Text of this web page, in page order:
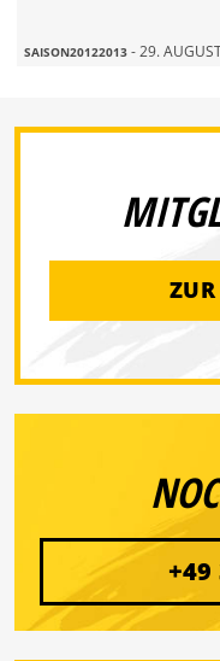
SAISON20122013 - 29.
+49